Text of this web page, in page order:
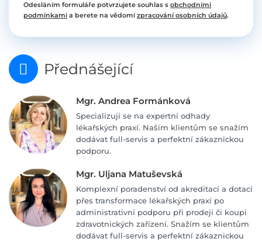
Odesláním formuláře potvrzujete souhlas s obchodními
podmínkami a berete na vědomízpracování osobních údajů.
Přednášející
Mgr. Andrea Formánková
Specializuji se na expertní odhady
lékařských praxí. Našim klientům se snažím
dodávat full-servis a perfektní zákaznickou
podporu.
Mgr. Uljana Matuševská
Komplexní poradenství od akreditací a dotací
přes transformace lékařských praxí po
administrativní podporu při prodeji či koupi
zdravotnických zařízení. Snažím se klientům
dodávat full-servis a perfektní zákaznickou